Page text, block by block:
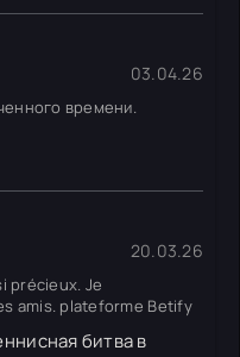
03.04.26
времени.
20.03.26
précieux. Je
amis. plateforme Betify
битва в